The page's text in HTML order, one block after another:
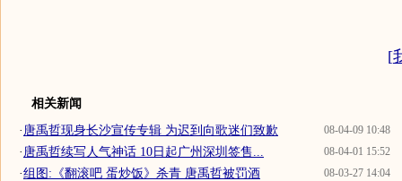
[
相关新闻
08-04-09 10:48
· 唐禹哲现身长沙宣传专辑 为迟到向歌迷们致歉
08-04-01 15:52
· 唐禹哲续写人气神话 10日起广州深圳签售...
08-03-27 14:04
·组图:《翻滚吧 蛋炒饭》杀青 唐禹哲被罚酒